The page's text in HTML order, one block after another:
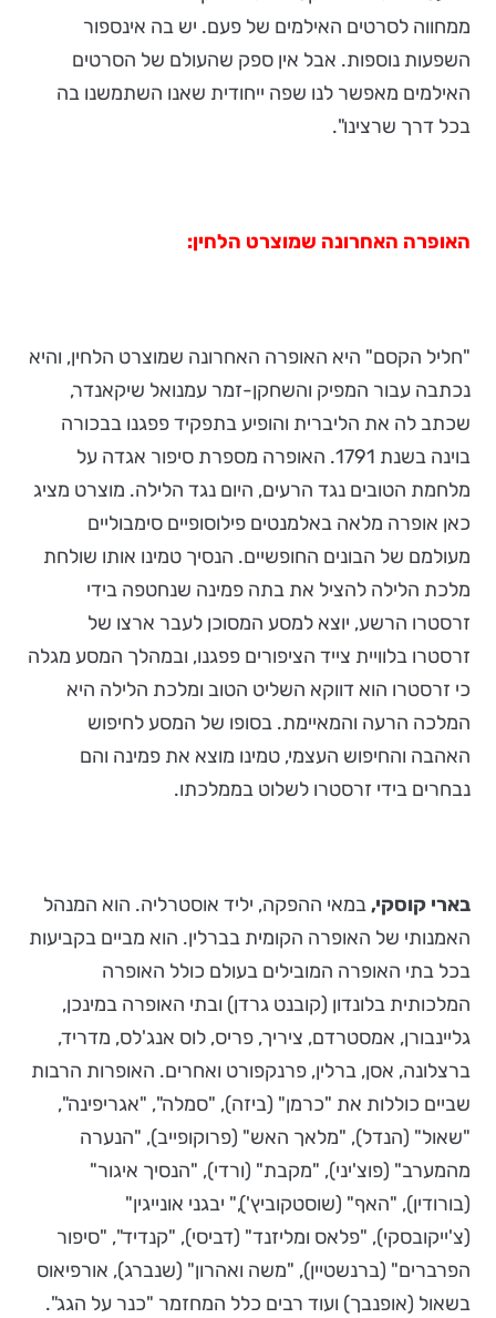
ממחווה לסרטים האילמים של פעם. יש בה אינספור
השפעות נוספות. אבל אין ספק שהעולם של הסרטים
האילמים מאפשר לנו שפה ייחודית שאנו השתמשנו בה
בכל דרך שרצינו".
האופרה האחרונה שמוצרט הלחין:
"חליל הקסם" היא האופרה האחרונה שמוצרט הלחין, והיא
נכתבה עבור המפיק והשחקן-זמר עמנואל שיקאנדר,
שכתב לה את הליברית והופיע בתפקיד פפגנו בבכורה
בוינה בשנת 1791. האופרה מספרת סיפור אגדה על
מלחמת הטובים נגד הרעים, היום נגד הלילה. מוצרט מציג
כאן אופרה מלאה באלמנטים פילוסופיים סימבוליים
מעולמם של הבונים החופשיים. הנסיך טמינו אותו שולחת
מלכת הלילה להציל את בתה פמינה שנחטפה בידי
זרסטרו הרשע, יוצא למסע המסוכן לעבר ארצו של
זרסטרו בלוויית צייד הציפורים פפגנו, ובמהלך המסע מגלה
כי זרסטרו הוא דווקא השליט הטוב ומלכת הלילה היא
המלכה הרעה והמאיימת. בסופו של המסע לחיפוש
האהבה והחיפוש העצמי, טמינו מוצא את פמינה והם
נבחרים בידי זרסטרו לשלוט בממלכתו.
בארי קוסקי,במאי ההפקה, יליד אוסטרליה. הוא המנהל
האמנותי של האופרה הקומית בברלין. הוא מביים בקביעות
בכל בתי האופרה המובילים בעולם כולל האופרה
המלכותית בלונדון (קובנט גרדן) ובתי האופרה במינכן,
גליינבורן, אמסטרדם, ציריך, פריס, לוס אנג'לס, מדריד,
ברצלונה, אסן, ברלין, פרנקפורט ואחרים. האופרות הרבות
שביים כוללות את "כרמן" (ביזה), "סמלה", "אגריפינה",
"שאול" (הנדל), "מלאך האש" (פרוקופייב), "הנערה
מהמערב" (פוצ'יני), "מקבת" (ורדי), "הנסיך איגור"
(בורודין), "האף" (שוסטקוביץ')," יבגני אונייגין"
(צ'ייקובסקי), "פלאס ומליזנד" (דביסי), "קנדיד", "סיפור
הפרברים" (ברנשטיין), "משה ואהרון" (שנברג), אורפיאוס
בשאול (אופנבך) ועוד רבים כלל המחזמר "כנר על הגג".